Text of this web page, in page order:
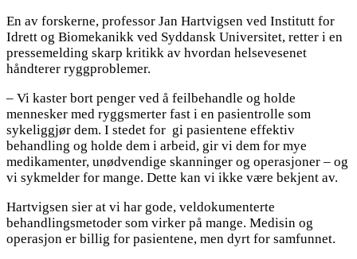
En av forskerne, professor Jan Hartvigsen ved Institutt for
Idrett og Biomekanikk ved Syddansk Universitet, retter i en
pressemelding skarp kritikk av hvordan helsevesenet
håndterer ryggproblemer.
– Vi kaster bort penger ved å feilbehandle og holde
mennesker med ryggsmerter fast i en pasientrolle som
sykeliggjør dem. I stedet for gi pasientene effektiv
behandling og holde dem i arbeid, gir vi dem for mye
medikamenter, unødvendige skanninger og operasjoner – og
vi sykmelder for mange. Dette kan vi ikke være bekjent av.
Hartvigsen sier at vi har gode, veldokumenterte
behandlingsmetoder som virker på mange. Medisin og
operasjon er billig for pasientene, men dyrt for samfunnet.